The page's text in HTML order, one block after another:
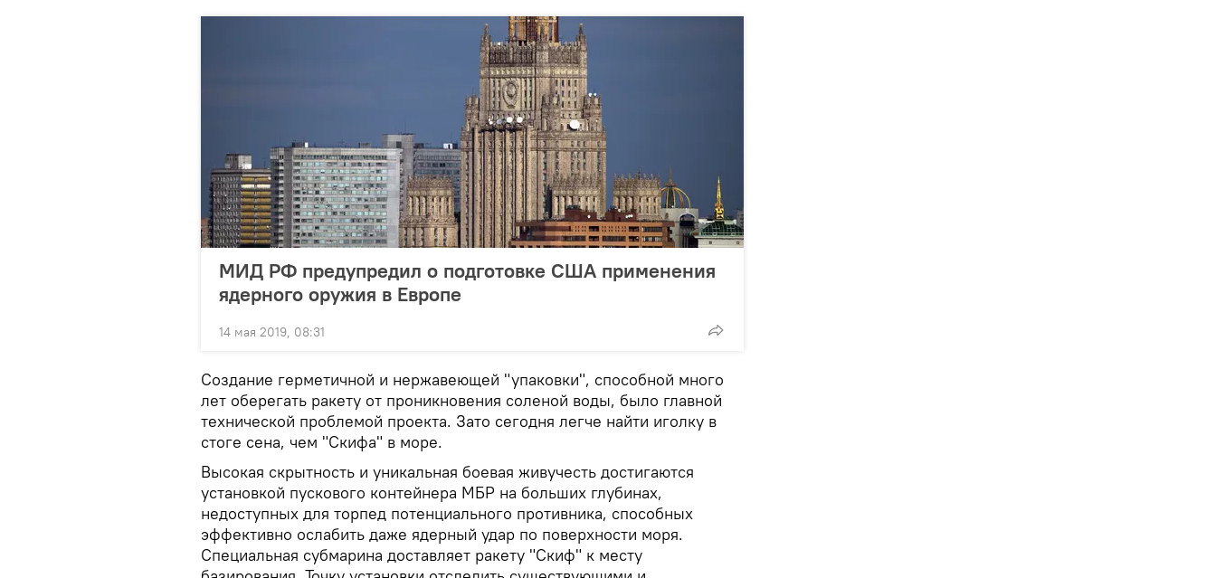
МИД РФ предупредил о подготовке США применения
ядерного оружия в Европе
14 мая 2019, 08:31
Создание герметичной и нержавеющей "упаковки", способной много
лет оберегать ракету от проникновения соленой воды, было главной
технической проблемой проекта. Зато сегодня легче найти иголку в
стоге сена, чем "Скифа" в море.
Высокая скрытность и уникальная боевая живучесть достигаются
установкой пускового контейнера МБР на больших глубинах,
недоступных для торпед потенциального противника, способных
эффективно ослабить даже ядерный удар по поверхности моря.
Специальная субмарина доставляет ракету "Скиф" к месту